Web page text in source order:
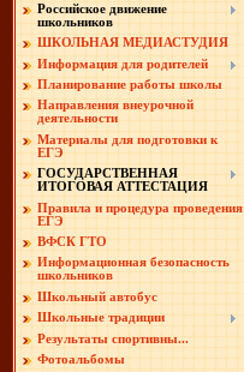
Российское движение
школьников
ШКОЛЬНАЯ МЕДИАСТУДИЯ
Информация для родителей
Планирование работы школы
Направления внеурочной
деятельности
Материалы для подготовки к
ЕГЭ
ГОСУДАРСТВЕННАЯ
ИТОГОВАЯ АТТЕСТАЦИЯ
Правила и процедура проведения
ЕГЭ
ВФСК ГТО
Информационная безопасность
школьников
Школьный автобус
Школьные традиции
Результаты спортивны...
Фотоальбомы